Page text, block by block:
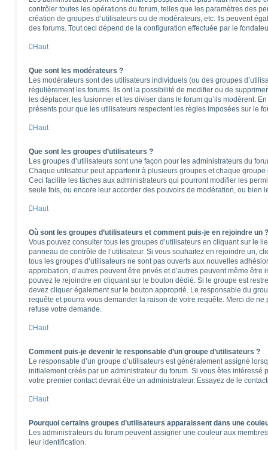
contrôler toutes les opérations du forum, telles que les paramètres des
création de groupes d’utilisateurs ou de modérateurs, etc. Ils peuvent
des forums. Tout ceci dépend de la configuration effectuée par le
Haut
Que sont les modérateurs ?
Les modérateurs sont des utilisateurs individuels (ou des groupes
régulièrement les forums. Ils ont la possibilité de modifier ou de
les déplacer, les fusionner et les diviser dans le forum qu’ils modèrent.
présents pour que les utilisateurs respectent les règles imposées sur le
Haut
Que sont les groupes d’utilisateurs ?
Les groupes d’utilisateurs sont une façon pour les administrateurs du
Chaque utilisateur peut appartenir à plusieurs groupes et chaque
Ceci facilite les tâches aux administrateurs qui pourront modifier les
seule fois, ou encore leur accorder des pouvoirs de modération, ou bien
Haut
Où sont les groupes d’utilisateurs et comment puis-je en rejoindre un ?
Vous pouvez consulter tous les groupes d’utilisateurs en cliquant sur le
panneau de contrôle de l’utilisateur. Si vous souhaitez en rejoindre un,
tous les groupes d’utilisateurs ne sont pas ouverts aux nouvelles
approbation, d’autres peuvent être privés et d’autres peuvent même
pouvez le rejoindre en cliquant sur le bouton dédié. Si le groupe est
devez cliquer également sur le bouton approprié. Le responsable du
requête et pourra vous demander la raison de votre requête. Merci de
refuse votre demande.
Haut
Comment puis-je devenir le responsable d’un groupe d’utilisateurs ?
Le responsable d’un groupe d’utilisateurs est généralement assigné
initialement créés par un administrateur du forum. Si vous êtes intéressé
votre premier contact devrait être un administrateur. Essayez de le
Haut
Pourquoi certains groupes d’utilisateurs apparaissent dans une
Les administrateurs du forum peuvent assigner une couleur aux
leur identification.